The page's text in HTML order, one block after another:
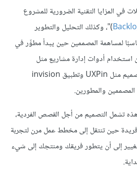
في المزايا التقنية الضرورية للمشروع
#Product_backlog)"، وكذلك التحليل والتطوير
لمساهمة المصممين حين يبدأ مطوِّر في
استخدام أدوات إدارة مشاريع مثل
basecamp ومنصات التصميم مثل UXPin وتطبيق invision
والمطورين.
تشمل التصميم من أجل القصص الفردية،
حين تنتقل إلى مخطط عمل مرن لتجربة
إلى أن يتطور فريقك ومنتجك إلى شيء